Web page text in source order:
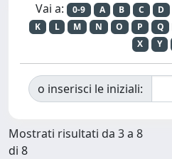
Vai a: 0-9 A B C D
K
L M N O P Q
X
Y
o inserisci le iniziali:
Mostrati risultati da 3 a 8
di 8